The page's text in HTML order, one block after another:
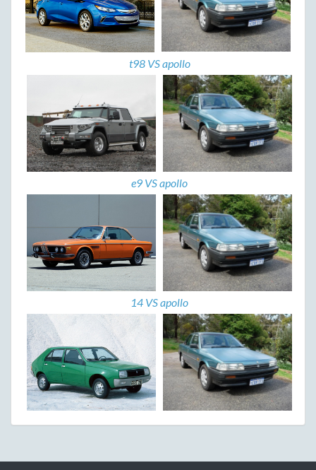
t98 VS apollo
e9 VS apollo
14 VS apollo